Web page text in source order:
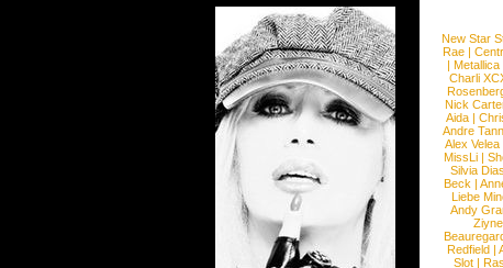
New Star
Rae|
| Metallica
Charli
Nick
Aida|
Andre
Alex Velea
MissLi |
Silvia Dias
Beck |
Liebe
Andy
Redfield |
Slot |